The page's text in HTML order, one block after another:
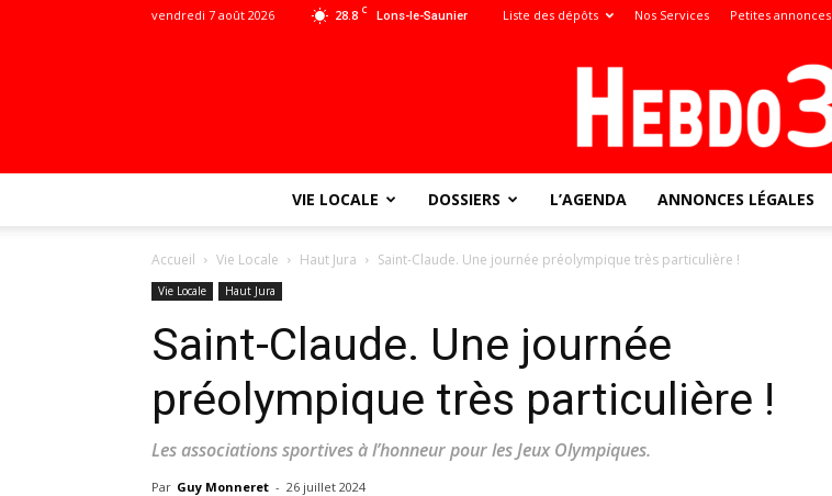
28.8 C Lons-le-Saunier
vendredi 7 août 2026 Liste des dépôts Nos Services Petites annonces
VIE LOCALE DOSSIERS L’AGENDA ANNONCES LÉGALES
Accueil Vie Locale Haut Jura Saint-Claude. Une journée préolympique très particulière !
Vie Locale Haut Jura
Saint-Claude. Une journée
préolympique très particulière !
Les associations sportives à l’honneur pour les Jeux Olympiques.
Par Guy Monneret - 26 juillet 2024